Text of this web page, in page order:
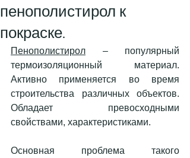
пенополистирол к
покраске.
Пенополистирол – популярный
термоизоляционный материал.
Активно применяется во время
строительства различных объектов.
Обладает превосходными
свойствами, характеристиками.
Основная проблема такого